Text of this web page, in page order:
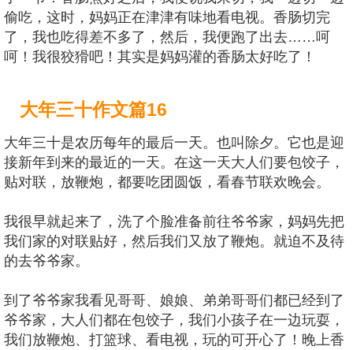
偷吃，这时，妈妈正在津津有味地看电视。香肠切完
了，我也吃得差不多了，然后，我便跑了出去……呵
呵！我很狡猾吧！其实是妈妈灌的香肠太好吃了！
大年三十作文篇16
大年三十是农历每年的最后一天。也叫除夕。它也是迎
接新年到来的最近的一天。在这一天大人们要包饺子，
贴对联，放鞭炮，都要吃团圆饭，看春节联欢晚会。
我很早就起来了，洗了个脸准备前往爷爷家，妈妈先把
我们家的对联贴好，然后我们又放了鞭炮。就迫不及待
的去爷爷家。
到了爷爷家我看见哥哥、娘娘、弟弟哥哥们都已经到了
爷爷家，大人们都在包饺子，我们小孩子在一边玩耍，
我们放鞭炮、打篮球、看电视，玩的可开心了！晚上香